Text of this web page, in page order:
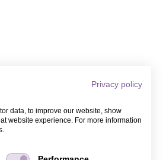
Privacy policy
data, to improve our website, show
website experience. For more information